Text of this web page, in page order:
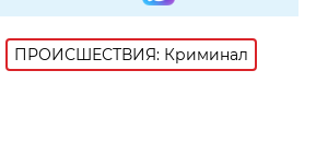
ПРОИСШЕСТВИЯ: Криминал